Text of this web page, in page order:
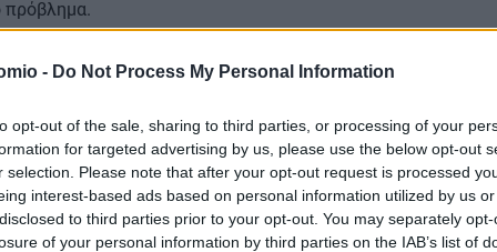
- Do Not Process My Personal Information
opt-out of the sale, sharing to third parties, or processing of your
for targeted advertising by us, please use the below opt-out
selection. Please note that after your opt-out request is processed
interest-based ads based on personal information utilized by us
to third parties prior to your opt-out. You may separately
of your personal information by third parties on the IAB’s list of
πρόβλημα.
όπως τα«συμβόλαια επί διαφοράς». Με αυτά, το
από ένα όριο, αλλά κερδίζει αν η τιμή ανέβει πολύ